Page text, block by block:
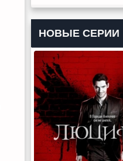
НОВЫЕ СЕРИИ